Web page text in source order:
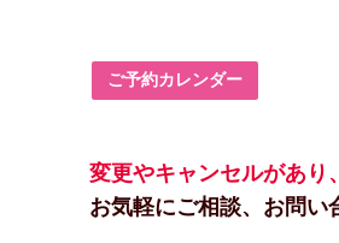
ご予約カレンダー
変更やキャンセルがあり
お気軽にご相談、お問い